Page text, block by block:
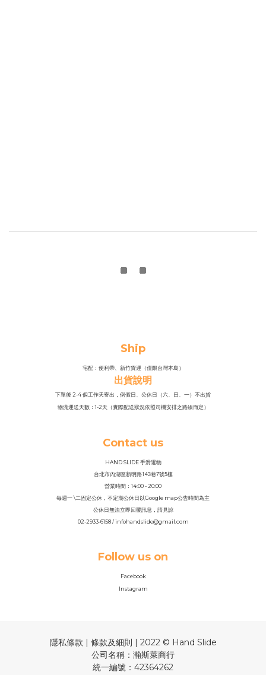
Ship
宅配：便利帶、新竹貨運（僅限台灣本島）
出貨說明
下單後 2-4 個工作天寄出，例假日、公休日（六、日、一）不出貨
物流運送天數：1-2天（實際配送狀況依照司機安排之路線而定）
Contact us
HAND SLIDE 手滑選物
台北市內湖區新明路143巷7號5樓
營業時間：14:00 - 20:00
每週一 \二固定公休，不定期公休日以Google map公告時間為主
公休日無法立即回覆訊息，請見諒
02-2933-6158 / infohandslide@gmail.com
Follow us on
Facebook
Instagram
隱私條款 | 條款及細則 | 2022 © Hand Slide
公司名稱：瀚斯萊商行
統一編號：42364262